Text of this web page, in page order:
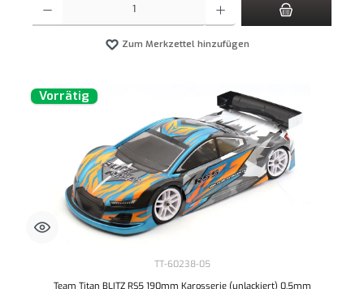
Zum Merkzettel hinzufügen
Vorrätig
TT-60238-05
Team Titan BLITZ RS5 190mm Karosserie (unlackiert) 0,5mm